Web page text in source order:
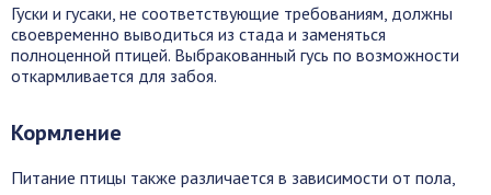
Гуски и гусаки, не соответствующие требованиям, должны
своевременно выводиться из стада и заменяться
полноценной птицей. Выбракованный гусь по возможности
откармливается для забоя.
Кормление
Питание птицы также различается в зависимости от пола,